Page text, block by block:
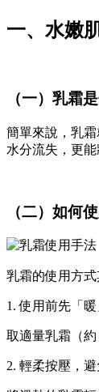
一、水嫩
（一）乳霜
簡單來說，乳
水分流失，更
（二）如何
乳霜的使用方
1. 使用前先「
取適量乳霜（
2. 輕柔按壓，